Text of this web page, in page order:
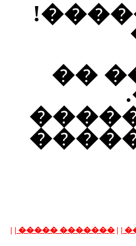
|
|
������� �����
|
|